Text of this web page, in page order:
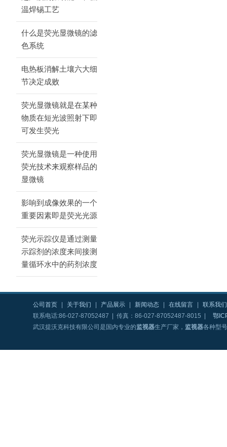
温焊锡工艺
什么是荧光显微镜的滤
色系统
电热板消解土壤六大细
节决定成败
荧光显微镜就是在某种
物质在短光波照射下即
可发生荧光
荧光显微镜是一种使用
荧光技术来观察样品的
显微镜
影响到成像效果的一个
重要因素即是荧光光源
荧光示踪仪是通过测量
示踪剂的浓度来间接测
量循环水中的药剂浓度
公司首页 关于我们 产品展示 新闻动态 在线留言
联系我们
联系电话:86-027-87052487 | 传真：86-027-87052487-8015 |
鄂
武汉提沃克科技有限公司是国内专业的监视器生产厂家， 监视器各种型